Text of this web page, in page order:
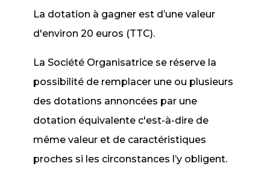
La dotation à gagner est d’une valeur
d'environ 20 euros (TTC).
La Société Organisatrice se réserve la
possibilité de remplacer une ou plusieurs
des dotations annoncées par une
dotation équivalente c'est-à-dire de
même valeur et de caractéristiques
proches si les circonstances l’y obligent.